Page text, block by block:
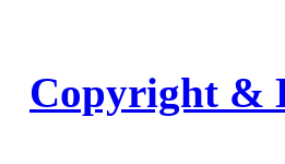
Copyright &